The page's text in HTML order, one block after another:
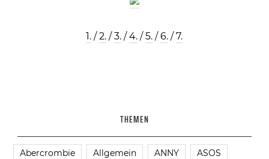
1. /2. /3. /4. /5. /6. /7.
THEMEN
Abercrombie Allgemein ANNY ASOS